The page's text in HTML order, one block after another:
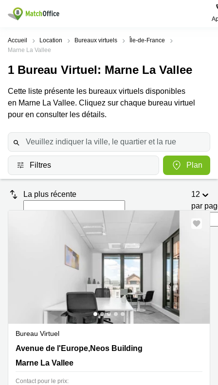
Rechercher / publier
Pages
de
Bureau
Centre
Coworking
Salles
de
réunion
Bureau
virtuel
Villes
Populaires
Paris
Bordeaux
Nantes
Toulouse
Nice
Recherches
populaires
Centres
d'affaires
Lille
Coworking
Paris
Lyon
Coworking
d'affaires
bureaux
Aide
Qui sommes-nous?
Publier un local
Prix
Connexion
Accueil Location Bureaux virtuels
Île-de-France
Marne La Vallee
1 Bureau Virtuel: Marne La Vallee
Cette liste présente les bureaux virtuels disponibles
en Marne La Vallee. Cliquez sur chaque bureau virtuel
pour en consulter les détails.
Filtres Plan
La plus récente
12
par
Bureau Virtuel
14 Avenue de l'Europe,Neos Building, Marne La Vallee
Avenue de l'Europe,Neos Building
Marne La Vallee
Contact pour le prix: